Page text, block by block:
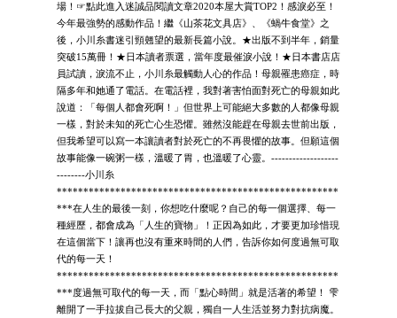
場！☞點此進入迷誠品閱讀文章2020本屋大賞TOP2！感淚必至！
今年最強勢的感動作品！繼《山茶花文具店》、《蝸牛食堂》之
後，小川糸書迷引頸翹望的最新長篇小說。★出版不到半年，銷量
突破15萬冊！★日本讀者票選，當年度最催淚小說！★日本書店店
員試讀，淚流不止，小川糸最觸動人心的作品！母親罹患癌症，時
隔多年和她通了電話。在電話裡，我對著害怕面對死亡的母親如此
說道：「每個人都會死啊！」但世界上可能絕大多數的人都像母親
一樣，對於未知的死亡心生恐懼。雖然沒能趕在母親去世前出版，
但我希望可以寫一本讓讀者對於死亡的不再畏懼的故事。但願這個
故事能像一碗粥一樣，溫暖了胃，也溫暖了心靈。-------------------
--------小川糸
*****************************************************
***在人生的最後一刻，你想吃什麼呢？自己的每一個選擇、每一
種經歷，都會成為「人生的寶物」！正因為如此，才要更加珍惜現
在這個當下！讓再也沒有重來時間的人們，告訴你如何度過無可取
代的每一天！
*****************************************************
***度過無可取代的每一天，而「點心時間」就是活著的希望！ 雫
離開了一手拉拔自己長大的父親，獨自一人生活並努力對抗病魔。